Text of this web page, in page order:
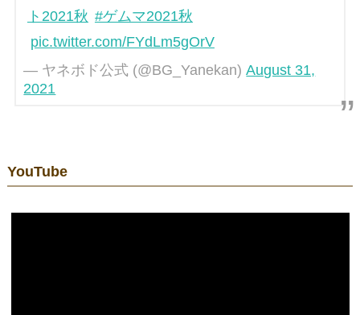
ト2021秋 #ゲムマ2021秋
pic.twitter.com/FYdLm5gOrV
— ヤネボド公式 (@BG_Yanekan)August 31,
2021
YouTube